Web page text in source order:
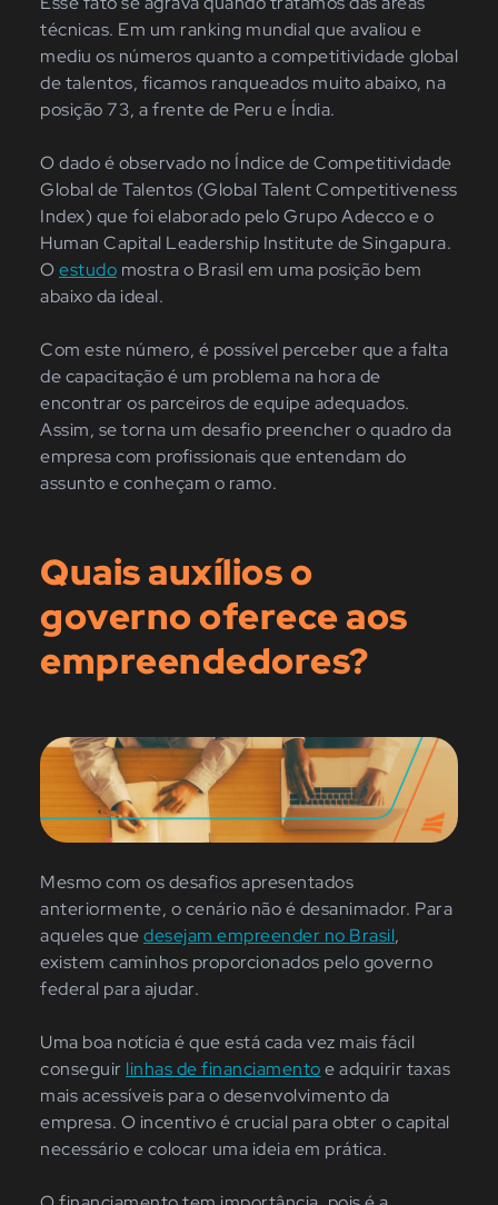
técnicas. Em um ranking mundial que avaliou e
mediu os números quanto a competitividade global
de talentos, ficamos ranqueados muito abaixo, na
posição 73, a frente de Peru e Índia.
O dado é observado no Índice de Competitividade
Global de Talentos (Global Talent Competitiveness
Index) que foi elaborado pelo Grupo Adecco e o
Human Capital Leadership Institute de Singapura.
Oestudo mostra o Brasil em uma posição bem
abaixo da ideal.
Com este número, é possível perceber que a falta
de capacitação é um problema na hora de
encontrar os parceiros de equipe adequados.
Assim, se torna um desafio preencher o quadro da
empresa com profissionais que entendam do
assunto e conheçam o ramo.
Quais auxílios o
governo oferece aos
empreendedores?
Mesmo com os desafios apresentados
anteriormente, o cenário não é desanimador. Para
aqueles quedesejam empreender no Brasil,
existem caminhos proporcionados pelo governo
federal para ajudar.
Uma boa notícia é que está cada vez mais fácil
conseguir linhas de financiamentoe adquirir taxas
mais acessíveis para o desenvolvimento da
empresa. O incentivo é crucial para obter o capital
necessário e colocar uma ideia em prática.